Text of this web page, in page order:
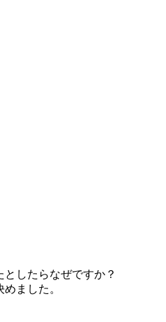
したらなぜですか？
ました。